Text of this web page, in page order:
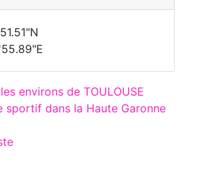
environs de TOULOUSE
sportif dans la Haute Garonne